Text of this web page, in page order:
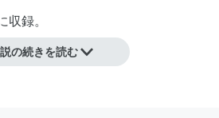
収録。
の続きを読む